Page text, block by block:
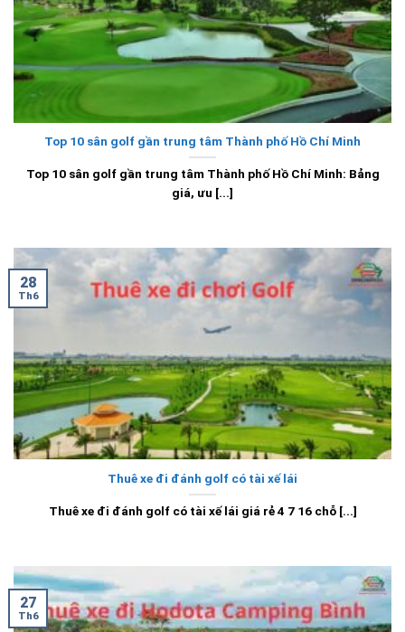
Top 10 sân golf gần trung tâm Thành phố Hồ Chí Minh
Top 10 sân golf gần trung tâm Thành phố Hồ Chí Minh: Bảng
giá, ưu [...]
Thuê xe đi đánh golf có tài xế lái
Thuê xe đi đánh golf có tài xế lái giá rẻ 4 7 16 chỗ [...]
28
Th6
27
Th6